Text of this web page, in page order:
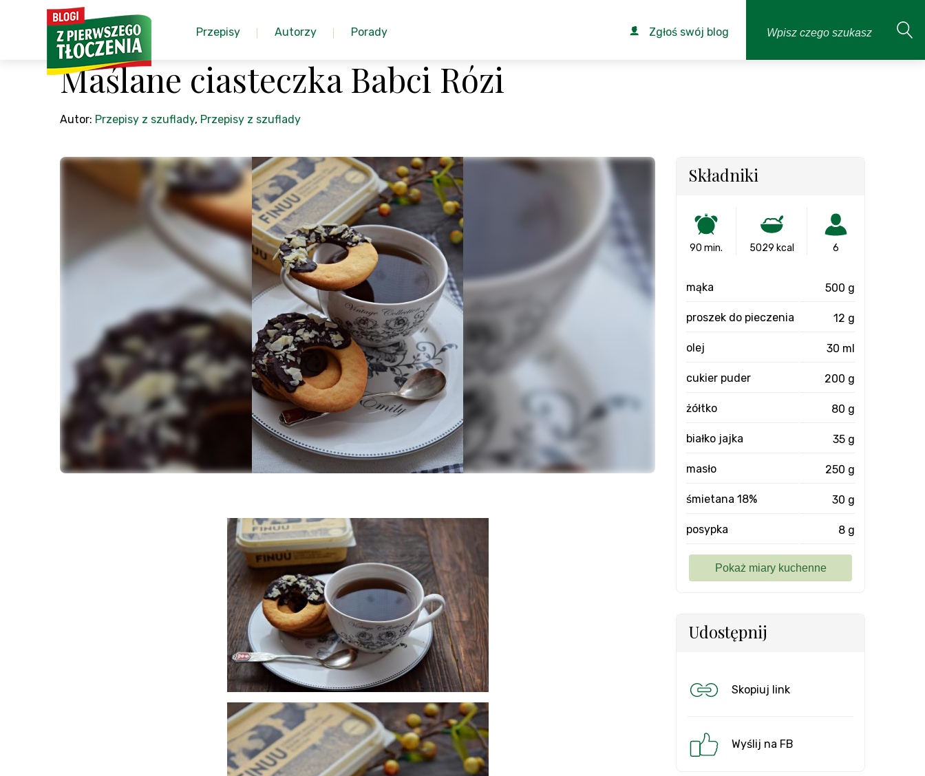
Przepisy Autorzy Porady Zgłoś swój blog
Maślane ciasteczka Babci Rózi
Autor: Przepisy z szuflady, Przepisy z szuflady
Składniki
90 min. 5029 kcal 6
mąka 500 g
proszek do pieczenia 12 g
olej 30 ml
cukier puder 200 g
żółtko 80 g
białko jajka 35 g
masło 250 g
śmietana 18% 30 g
posypka 8 g
Udostępnij
Skopiuj link
Wyślij na FB